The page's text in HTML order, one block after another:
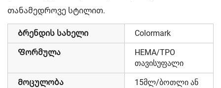
თანამედროვე სტილით.
Ბრენდის სახელი Colormark
Ფორმულა
HEMA/TPO
თავისუფალი
Მოცულობა
15მლ/ბოთლი ან